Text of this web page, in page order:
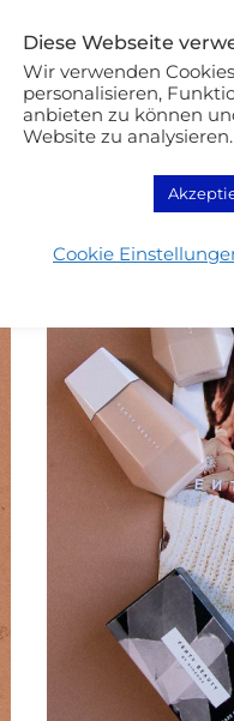
Diese Webseite
Wir verwenden
personalisieren,
anbieten zu können
Website zu analysieren.
Cookie